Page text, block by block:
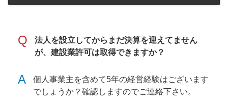
Q
法人を設立してからまだ決算を迎えてません
が、建設業許可は取得できますか？
A
個人事業主を含めて5年の経営経験はございます
でしょうか？確認しますのでご連絡下さい。